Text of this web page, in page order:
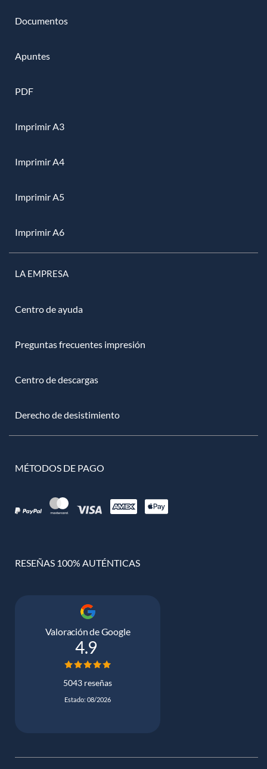
Documentos
Apuntes
PDF
Imprimir A3
Imprimir A4
Imprimir A5
Imprimir A6
LA EMPRESA
Centro de ayuda
Preguntas frecuentes impresión
Centro de descargas
Derecho de desistimiento
MÉTODOS DE PAGO
RESEÑAS 100% AUTÉNTICAS
Valoración de Google
4.9
5043 reseñas
Estado: 08/2026